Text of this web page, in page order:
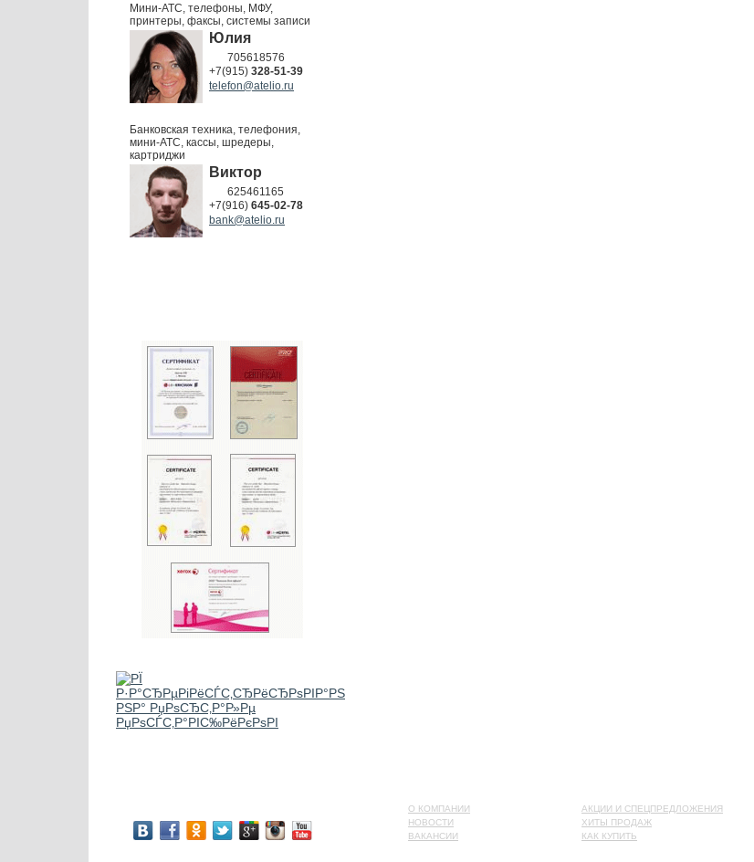
Мини-АТС, телефоны, МФУ,
принтеры, факсы, системы записи
Юлия
705618576
+7(915) 328-51-39
telefon@atelio.ru
Банковская техника, телефония,
мини-АТС, кассы, шредеры,
картриджи
Виктор
625461165
+7(916) 645-02-78
bank@atelio.ru
О КОМПАНИИ АКЦИИ И СПЕЦПРЕДЛОЖЕНИЯ
НОВОСТИ
ХИТЫ ПРОДАЖ
ВАКАНСИИ
КАК КУПИТЬ